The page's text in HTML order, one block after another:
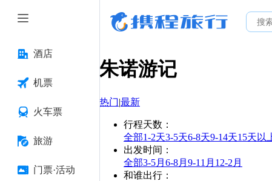
酒店
机票
火车票
旅游
门票·活动
朱诺游记
热门|最新
行程天数 ：
全部1-2天3-5天6-8天9-14天15天以
出发时间 ：
全部3-5月 6-8月 9-11月 12-2月
和谁出行 ：